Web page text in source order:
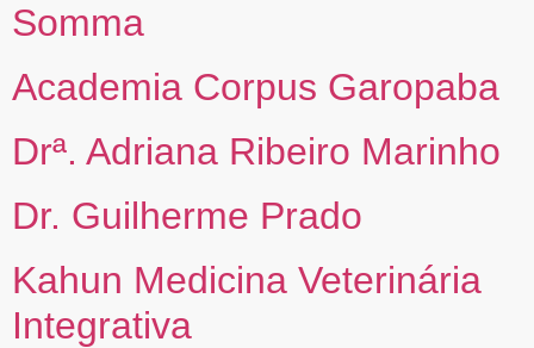
Somma
Academia Corpus Garopaba
Drª. Adriana Ribeiro Marinho
Dr. Guilherme Prado
Kahun Medicina Veterinária
Integrativa